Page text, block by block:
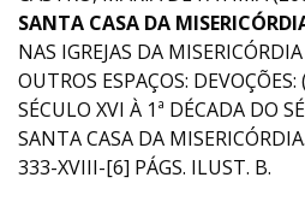
SANTA CASA DA
NAS IGREJAS DA
OUTROS ESPAÇOS:
SÉCULO XVI À 1ª DÉCADA DO
SANTA CASA DA
333-XVIII-[6] PÁGS. ILUST. B.